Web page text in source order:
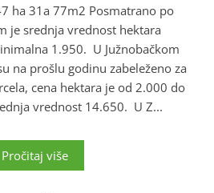
ha 31a 77m2 Posmatrano po
je srednja vrednost hektara
1.950. U Južnobačkom
na prošlu godinu zabeleženo za
cena hektara je od 2.000 do
vrednost 14.650. U Z...
Pročitaj više